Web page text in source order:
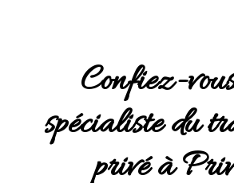
Confiez-
spécialiste du
privé à